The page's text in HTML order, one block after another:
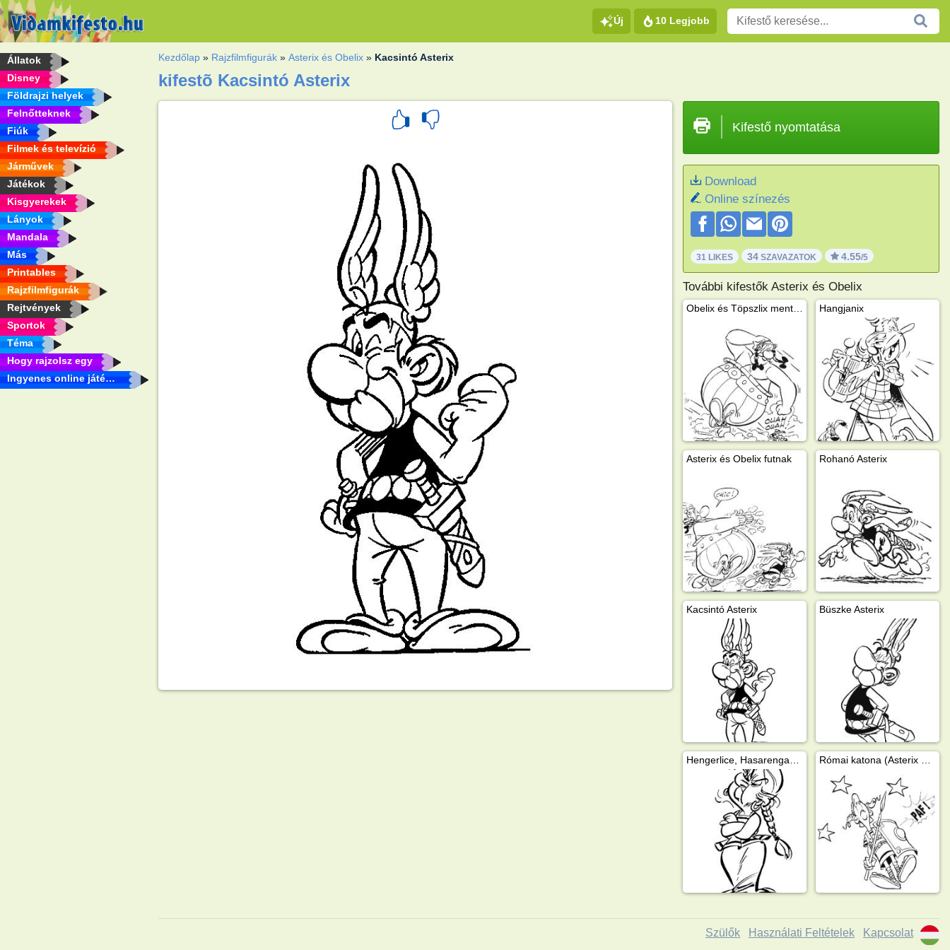
Új 10 Legjobb
Állatok
Disney
Földrajzi helyek
Felnőtteknek
Fiúk
Filmek és televízió
Járművek
Játékok
Kisgyerekek
Lányok
Mandala
Más
Printables
Rajzfilmfigurák
Rejtvények
Sportok
Téma
Hogy rajzolsz egy
Ingyenes online játékok
Kezdőlap » Rajzfilmfigurák »Asterix és Obelix » Kacsintó Asterix
kifestõ Kacsintó Asterix
Kifestő nyomtatása
Download
Online színezés
31 LIKES 34SZAVAZATOK 4.55/5
További kifestők Asterix és Obelix
Obelix és Töpszlix mentik az életüket Hangjanix
Asterix és Obelix futnak Rohanó Asterix
Kacsintó Asterix Büszke Asterix
Szülők Használati Feltételek Kapcsolat